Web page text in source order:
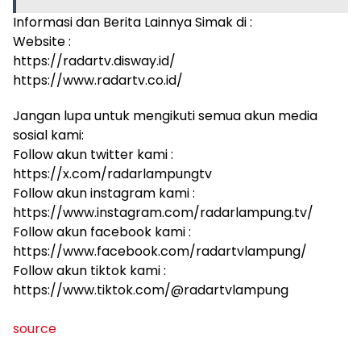
Informasi dan Berita Lainnya Simak di :
Website :
https://radartv.disway.id/
https://www.radartv.co.id/
Jangan lupa untuk mengikuti semua akun media
sosial kami:
Follow akun twitter kami :
https://x.com/radarlampungtv
Follow akun instagram kami :
https://www.instagram.com/radarlampung.tv/
Follow akun facebook kami :
https://www.facebook.com/radartvlampung/
Follow akun tiktok kami :
https://www.tiktok.com/@radartvlampung
source